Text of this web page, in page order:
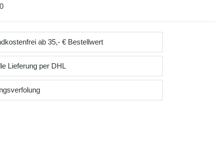
ab 35,- € Bestellwert
Lieferung per DHL